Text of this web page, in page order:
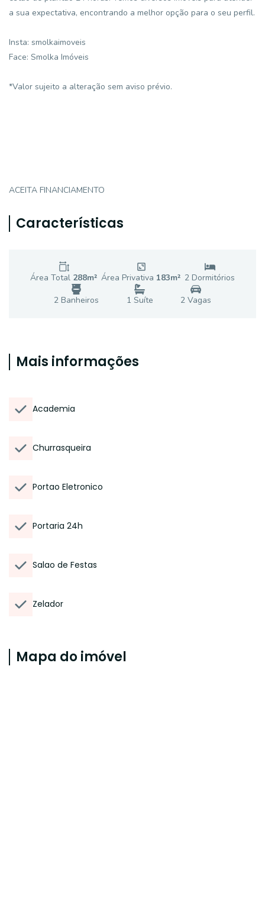
a sua expectativa, encontrando a melhor opção para o seu perfil.
Insta: smolkaimoveis
Face: Smolka Imóveis
*Valor sujeito a alteração sem aviso prévio.
ACEITA FINANCIAMENTO
Características
Área Total 288m² Área Privativa 183m² 2 Dormitórios
2 Banheiros 1 Suíte 2Vagas
Mais informações
Academia
Churrasqueira
Portao Eletronico
Portaria 24h
Salao de Festas
Zelador
Mapa do imóvel